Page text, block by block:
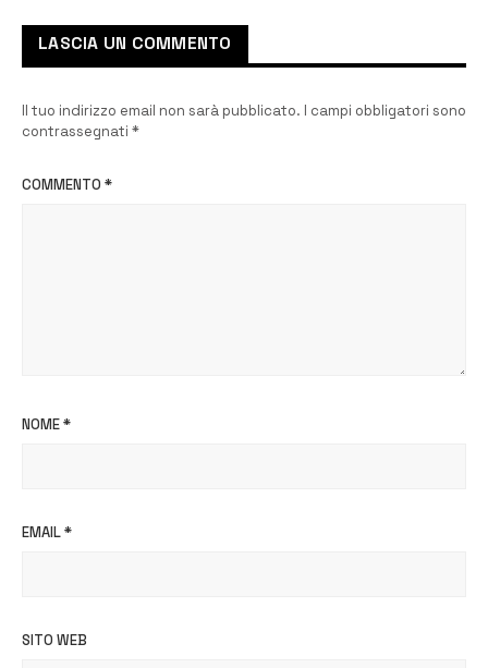
LASCIA UN COMMENTO
Il tuo indirizzo email non sarà pubblicato. I campi obbligatori sono
contrassegnati *
COMMENTO *
NOME*
EMAIL*
SITO WEB